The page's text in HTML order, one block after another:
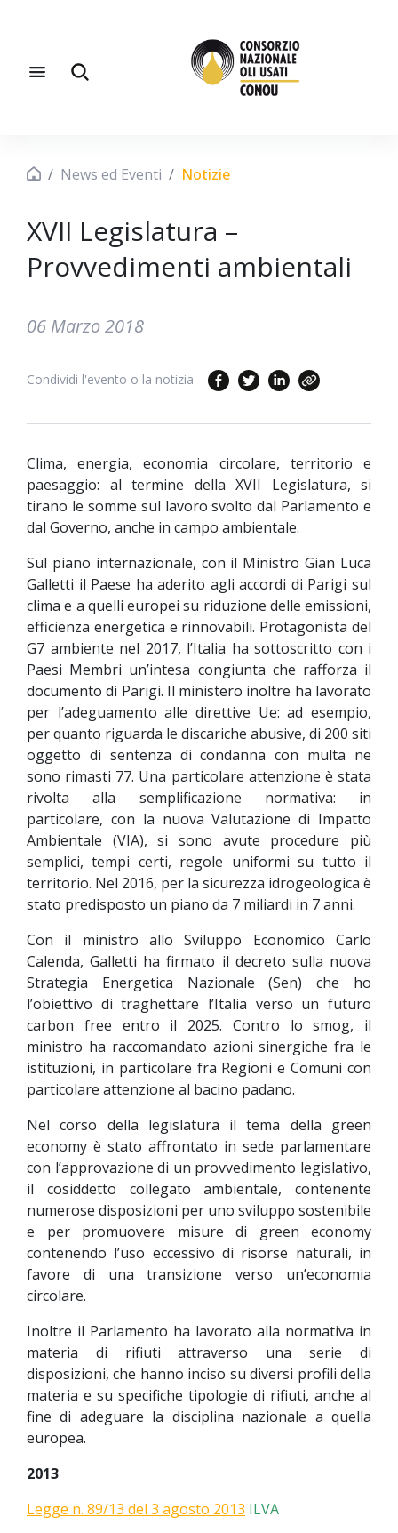
News ed Eventi Notizie
XVII Legislatura –
Provvedimenti ambientali
06 Marzo 2018
Condividi l'evento o la notizia
Clima, energia, economia circolare, territorio e
paesaggio: al termine della XVII Legislatura, si
tirano le somme sul lavoro svolto dal Parlamento e
dal Governo, anche in campo ambientale.
Sul piano internazionale, con il Ministro Gian Luca
Galletti il Paese ha aderito agli accordi di Parigi sul
clima e a quelli europei su riduzione delle emissioni,
efficienza energetica e rinnovabili. Protagonista del
G7 ambiente nel 2017, l’Italia ha sottoscritto con i
Paesi Membri un’intesa congiunta che rafforza il
documento di Parigi. Il ministero inoltre ha lavorato
per l’adeguamento alle direttive Ue: ad esempio,
per quanto riguarda le discariche abusive, di 200 siti
oggetto di sentenza di condanna con multa ne
sono rimasti 77. Una particolare attenzione è stata
rivolta alla semplificazione normativa: in
particolare, con la nuova Valutazione di Impatto
Ambientale (VIA), si sono avute procedure più
semplici, tempi certi, regole uniformi su tutto il
territorio. Nel 2016, per la sicurezza idrogeologica è
stato predisposto un piano da 7 miliardi in 7 anni.
Con il ministro allo Sviluppo Economico Carlo
Calenda, Galletti ha firmato il decreto sulla nuova
Strategia Energetica Nazionale (Sen) che ho
l’obiettivo di traghettare l’Italia verso un futuro
carbon free entro il 2025. Contro lo smog, il
ministro ha raccomandato azioni sinergiche fra le
istituzioni, in particolare fra Regioni e Comuni con
particolare attenzione al bacino padano.
Nel corso della legislatura il tema della green
economy è stato affrontato in sede parlamentare
con l’approvazione di un provvedimento legislativo,
il cosiddetto collegato ambientale, contenente
numerose disposizioni per uno sviluppo sostenibile
e per promuovere misure di green economy
contenendo l’uso eccessivo di risorse naturali, in
favore di una transizione verso un’economia
circolare.
Inoltre il Parlamento ha lavorato alla normativa in
materia di rifiuti attraverso una serie di
disposizioni, che hanno inciso su diversi profili della
materia e su specifiche tipologie di rifiuti, anche al
fine di adeguare la disciplina nazionale a quella
europea.
2013
Legge n. 89/13 del 3 agosto 2013 ILVA